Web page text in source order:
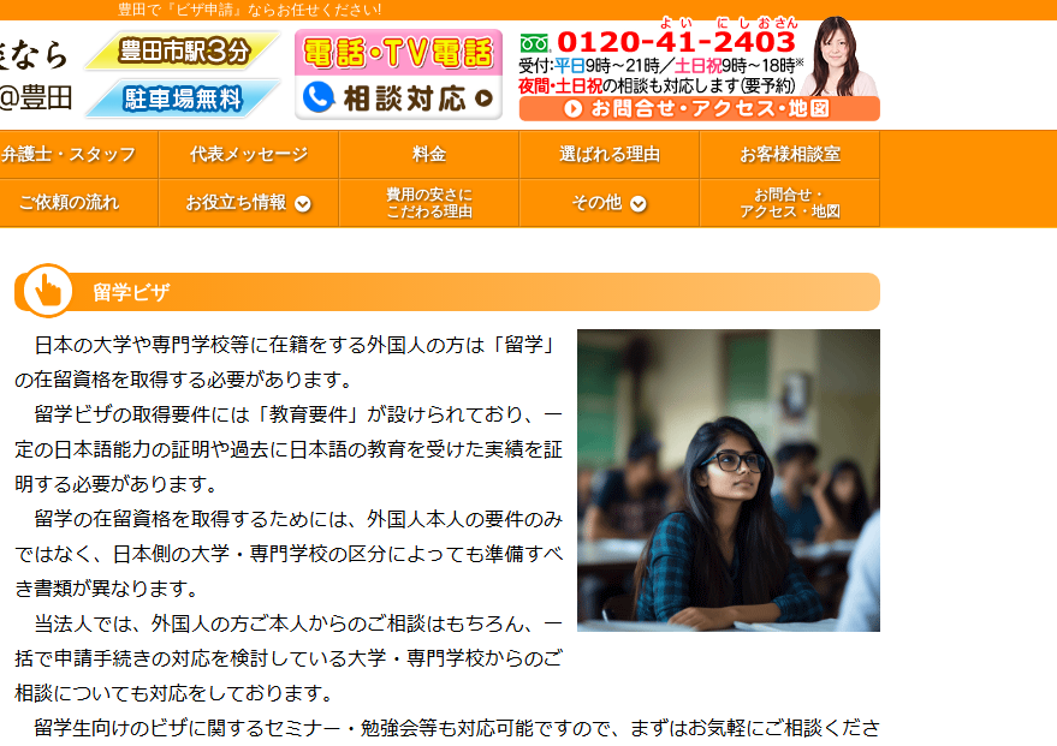
豊田で『ビザ申請』ならお任せください!
弁護士・スタッフ 代表メッセージ 料金 選ばれる理由 お客様相談室
ご依頼の流れ お役立ち情報
費用の安さに
こだわる理由
その他
お問合せ・
アクセス・地図
留学ビザ